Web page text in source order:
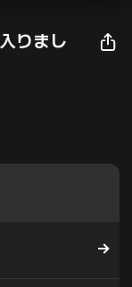
りまし